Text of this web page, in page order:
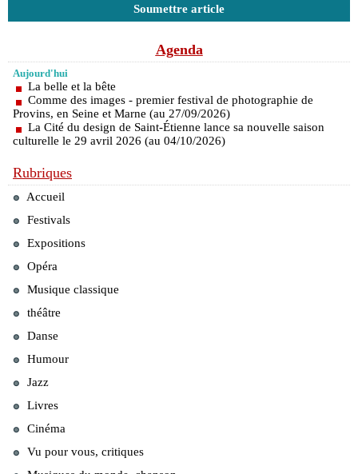
Soumettre article
Agenda
Aujourd'hui
La belle et la bête
Comme des images - premier festival de photographie de
Provins, en Seine et Marne (au 27/09/2026)
La Cité du design de Saint-Étienne lance sa nouvelle saison
culturelle le 29 avril 2026 (au 04/10/2026)
Rubriques
Accueil
Festivals
Expositions
Opéra
Musique classique
théâtre
Danse
Humour
Jazz
Livres
Cinéma
Vu pour vous, critiques